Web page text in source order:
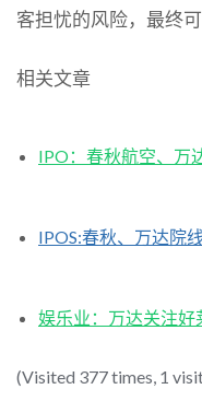
客担忧的风险，最终
相关文章
IPO：春秋航空、万
IPOS:春秋、万达院
娱乐业：万达关注
(Visited 377 times, 1